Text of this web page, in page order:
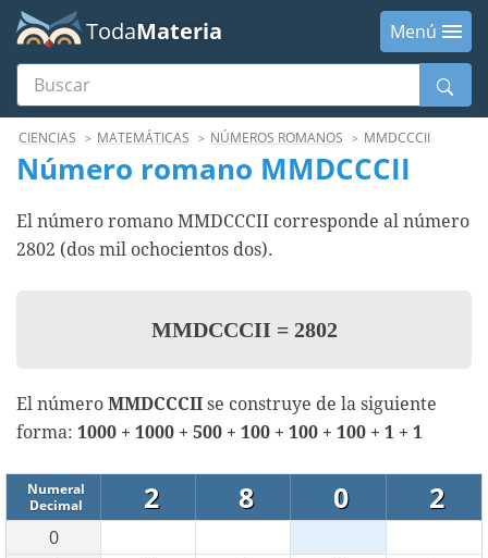
TodaMateria
Menú
Buscar
MenúCIENCIAS MATEMÁTICAS NÚMEROS ROMANOS MMDCCCII
Número romano MMDCCCII
El número romano MMDCCCII corresponde al número
2802 (dos mil ochocientos dos).
MMDCCCII =2802
El número MMDCCCII se construye de la siguiente
forma: 1000 + 1000 + 500 + 100 + 100 + 100 + 1 + 1
Numeral
Decimal
2 8 0 2
0